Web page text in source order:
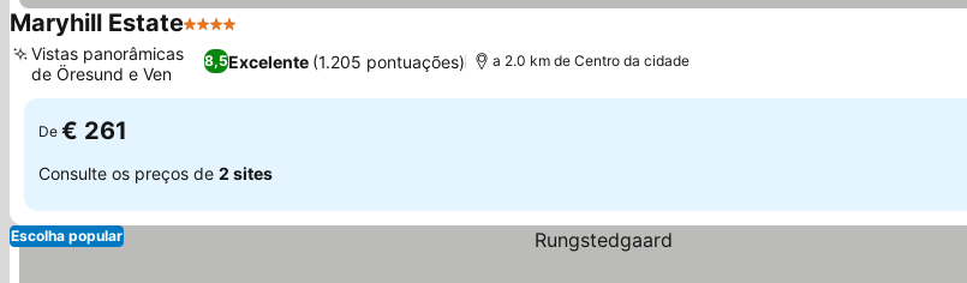
Maryhill Estate4 Estrelas
8,5Excelente (1.205 pontuações)
Vistas panorâmicas
de Öresund e Ven
a 2.0 km de Centro da cidade
De € 261
Consulte os preços de 2 sites
Escolha popular